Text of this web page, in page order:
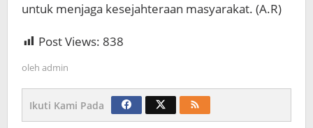
untuk menjaga kesejahteraan masyarakat. (A.R)
Post Views: 838
oleh admin
Ikuti Kami Pada